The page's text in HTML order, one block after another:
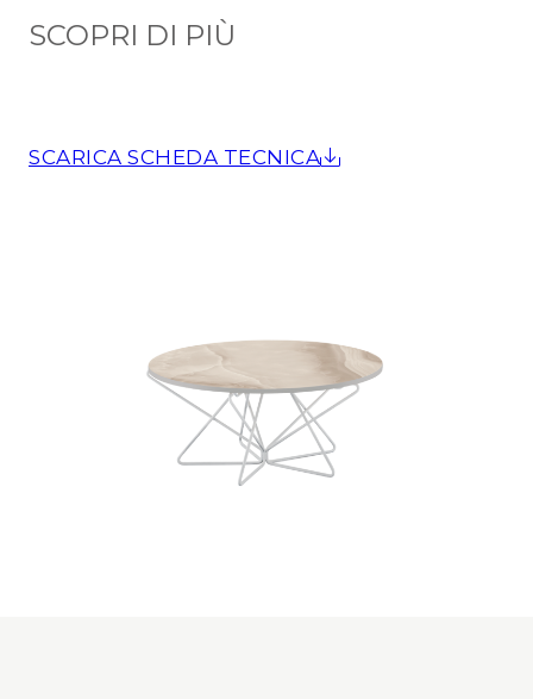
SCOPRI DI PIÙ
SCARICA SCHEDA TECNICA